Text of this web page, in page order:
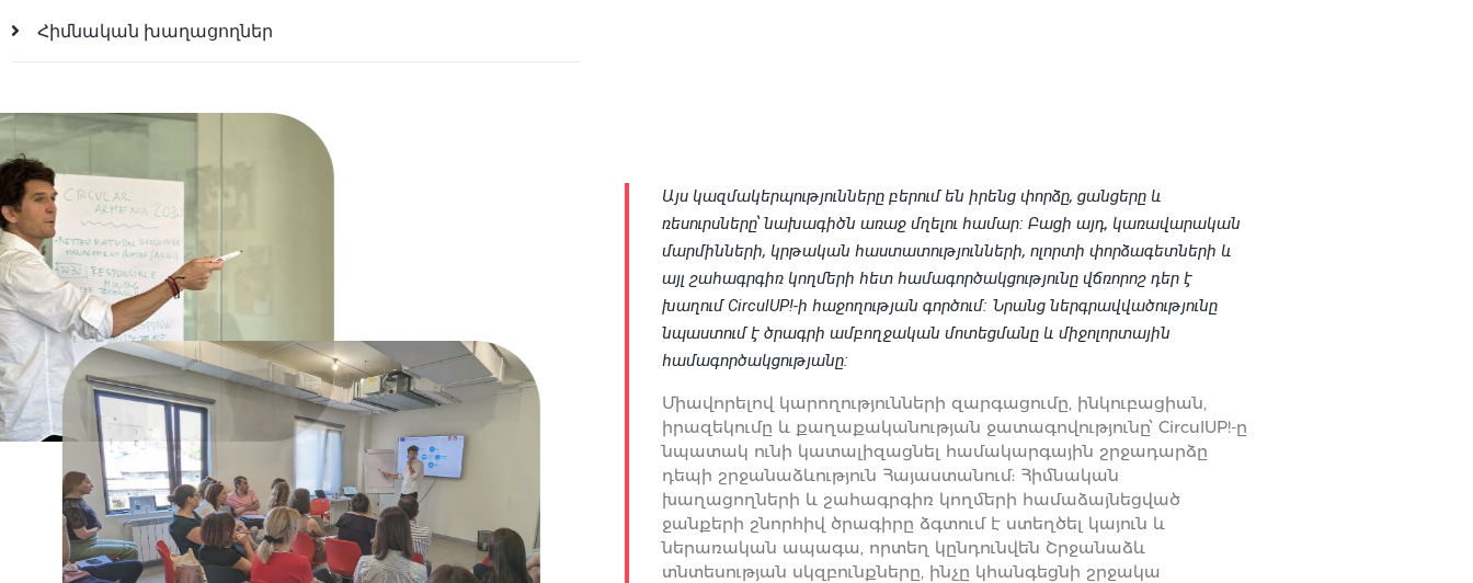
Հիմնական խաղացողներ
Այս կազմակերպությունները բերում են իրենց փորձը, ցանցերը և
ռեսուրսները՝ նախագիծն առաջ մղելու համար: Բացի այդ, կառավարական
մարմինների, կրթական հաստատությունների, ոլորտի փորձագետների և
այլ շահագրգիռ կողմերի հետ համագործակցությունը վճռորոշ դեր է
խաղում CirculUP!-ի հաջողության գործում: Նրանց ներգրավվածությունը
նպաստում է ծրագրի ամբողջական մոտեցմանը և միջոլորտային
համագործակցությանը:
Միավորելով կարողությունների զարգացումը, ինկուբացիան,
իրազեկումը և քաղաքականության ջատագովությունը՝ CirculUP!-ը
նպատակ ունի կատալիզացնել համակարգային շրջադարձը
դեպի շրջանաձևություն Հայաստանում: Հիմնական
խաղացողների և շահագրգիռ կողմերի համաձայնեցված
ջանքերի շնորհիվ ծրագիրը ձգտում է ստեղծել կայուն և
ներառական ապագա, որտեղ կընդունվեն Շրջանաձև
տնտեսության սկզբունքները, ինչը կհանգեցնի շրջակա